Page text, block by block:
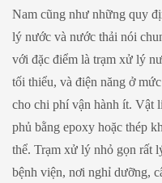
Nam cũng như những quy
lý nước và nước thải nói
với đặc điểm là trạm xử lý
tối thiểu, và điện năng ở
cho chi phí vận hành ít. Vật
phủ bằng epoxy hoặc thép
thể. Trạm xử lý nhỏ gọn rất
bệnh viện, nơi nghỉ dưỡng,